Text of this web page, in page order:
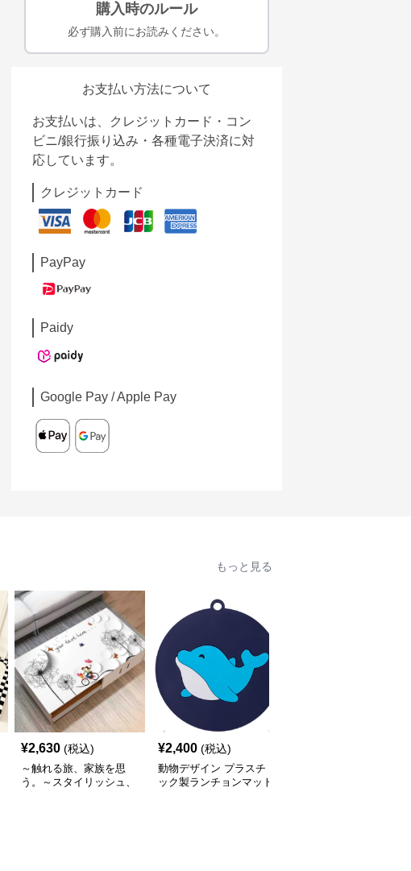
購入時のルール
必ず購入前にお読みください。
お支払い方法について
お支払いは、クレジットカード・コン
ビニ/銀行振り込み・各種電子決済に対
応しています。
クレジットカード
PayPay
Paidy
Google Pay / Apple Pay
もっと見る
¥2,630 (税込)
～触れる旅、家族を思
う。～スタイリッシュ、
¥2,400 (税込)
動物デザイン プラスチ
ック製ランチョンマット